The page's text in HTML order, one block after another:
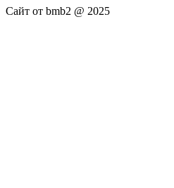
Сайт от bmb2 @ 2025